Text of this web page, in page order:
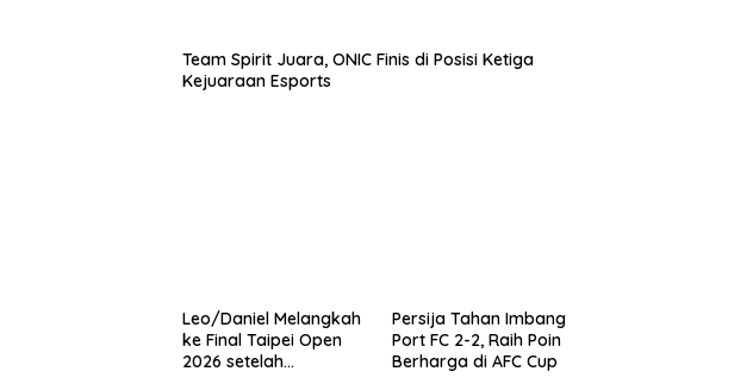
Team Spirit Juara, ONIC Finis di Posisi Ketiga
Kejuaraan Esports
Leo/Daniel Melangkah
ke Final Taipei Open
2026 setelah
Persija Tahan Imbang
Port FC 2-2, Raih Poin
Berharga di AFC Cup